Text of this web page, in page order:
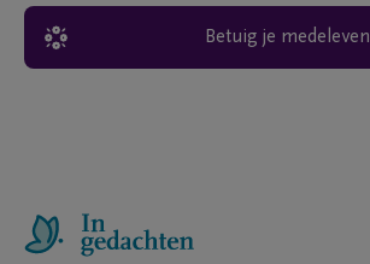
Betuig je medeleven